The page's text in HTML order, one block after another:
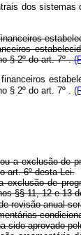
dos
§ 2º do art. 7º .
§ 2º do art. 7º .
a exclusão de
art. 6º desta Lei.
exclusão de
§§ 11, 12 e 13
revisão anual
sido aprovado